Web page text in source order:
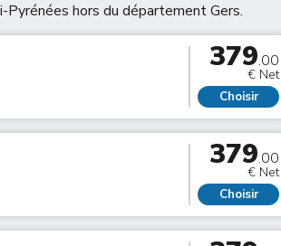
hors du département Gers.
379.00
€ Net
Choisir
379.00
€ Net
Choisir